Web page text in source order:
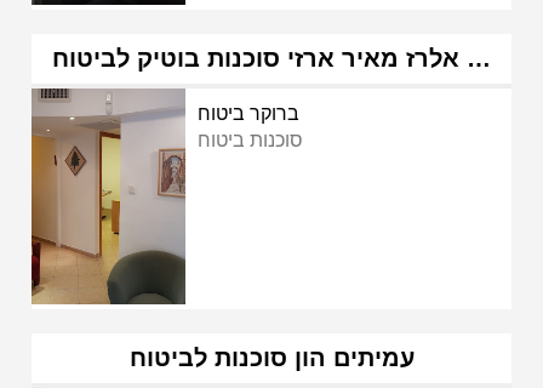
אלרז מאיר ארזי סוכנות בוטיק לביטוח …
ברוקר ביטוח
סוכנות ביטוח
עמיתים הון סוכנות לביטוח